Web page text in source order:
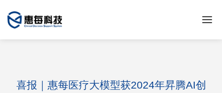
喜报｜惠每医疗大模型获2024年昇腾AI创